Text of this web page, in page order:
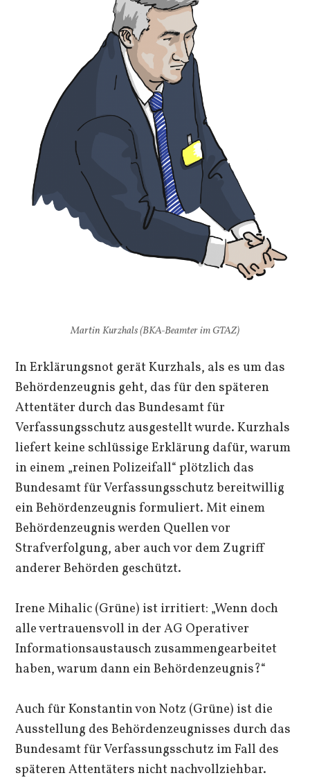
Martin Kurzhals (BKA-Beamter im GTAZ)
In Erklärungsnot gerät Kurzhals, als es um das
Behördenzeugnis geht, das für den späteren
Attentäter durch das Bundesamt für
Verfassungsschutz ausgestellt wurde. Kurzhals
liefert keine schlüssige Erklärung dafür, warum
in einem „reinen Polizeifall“ plötzlich das
Bundesamt für Verfassungsschutz bereitwillig
ein Behördenzeugnis formuliert. Mit einem
Behördenzeugnis werden Quellen vor
Strafverfolgung, aber auch vor dem Zugriff
anderer Behörden geschützt.
Irene Mihalic (Grüne) ist irritiert: „Wenn doch
alle vertrauensvoll in der AG Operativer
Informationsaustausch zusammengearbeitet
haben, warum dann ein Behördenzeugnis?“
Auch für Konstantin von Notz (Grüne) ist die
Ausstellung des Behördenzeugnisses durch das
Bundesamt für Verfassungsschutz im Fall des
späteren Attentäters nicht nachvollziehbar.